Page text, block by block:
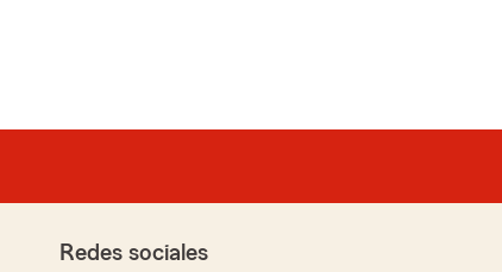
Redes sociales